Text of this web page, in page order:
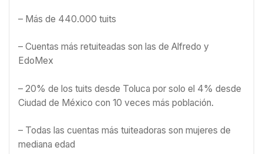
– Más de 440.000 tuits
– Cuentas más retuiteadas son las de Alfredo y
EdoMex
– 20% de los tuits desde Toluca por solo el 4% desde
Ciudad de México con 10 veces más población.
– Todas las cuentas más tuiteadoras son mujeres de
mediana edad